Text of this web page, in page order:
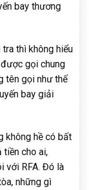
bay thương
thì không hiểu
được gọi chung
tên gọi như thế
bay giải
không hề có bất
cho ai,
với RFA. Đó là
những gì